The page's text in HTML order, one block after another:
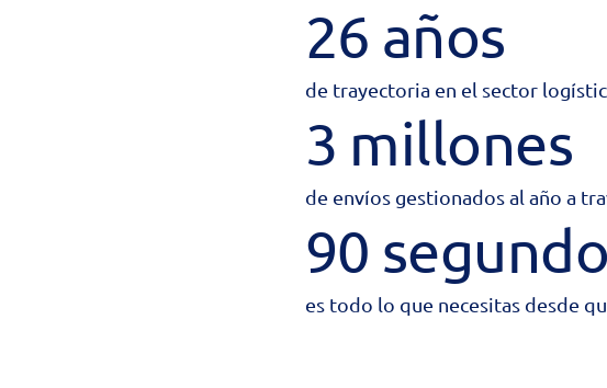
26 años
de trayectoria en el sector
3 millones
de envíos gestionados al año a
90
es todo lo que necesitas desde